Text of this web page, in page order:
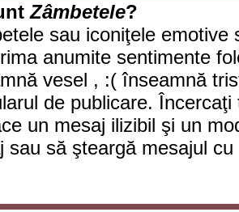
Zâmbetele?
sau iconiţele
anumite sentimente
vesel , :( înseamnă
de publicare.
un mesaj ilizibil şi un
sau să şteargă mesajul cu